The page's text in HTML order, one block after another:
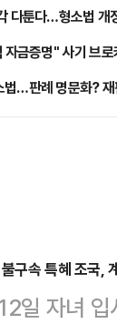
다툰다…형소법 개
금증명" 사기 브로
법…판례 명문화?
구속 특혜 조국,
일 자녀